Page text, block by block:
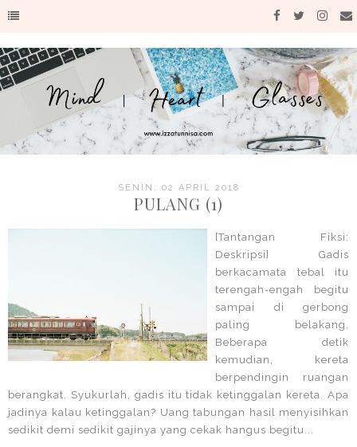
SENIN, 02 APRIL 2018
PULANG (1)
[Tantangan Fiksi:
Deskripsi] Gadis
berkacamata tebal itu
terengah-engah begitu
sampai di gerbong
paling belakang.
Beberapa detik
kemudian, kereta
berpendingin ruangan
berangkat. Syukurlah, gadis itu tidak ketinggalan kereta. Apa
jadinya kalau ketinggalan? Uang tabungan hasil menyisihkan
sedikit demi sedikit gajinya yang cekak hangus begitu...